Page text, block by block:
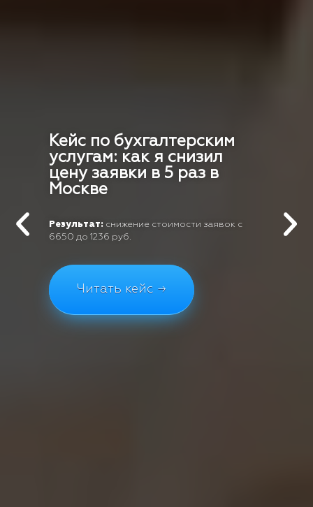
Кейс по бухгалтерским
услугам: как я снизил
цену заявки в 5 раз в
Москве
Результат: снижение стоимости заявок с
6650 до 1236 руб.
Читать кейс →